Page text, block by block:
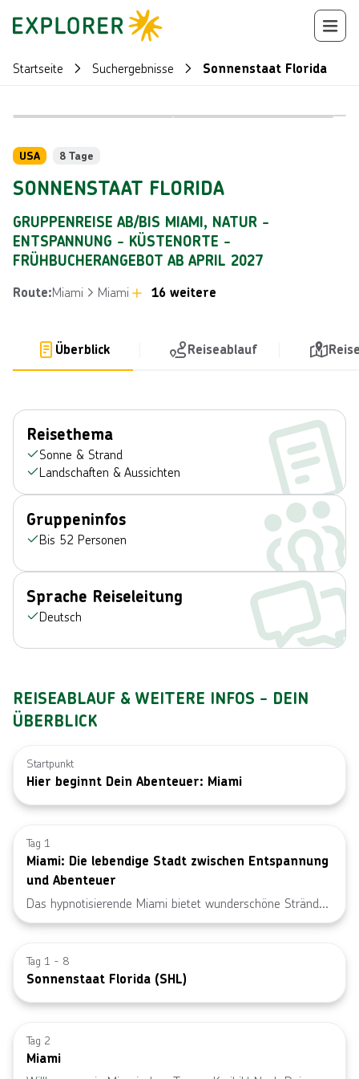
Startseite Suchergebnisse Sonnenstaat Florida
USA 8 Tage
SONNENSTAAT FLORIDA
GRUPPENREISE AB/BIS MIAMI, NATUR -
ENTSPANNUNG - KÜSTENORTE -
FRÜHBUCHERANGEBOT AB APRIL 2027
Route:Miami Miami 16 weitere
Überblick Reiseablauf
Reisethema
Sonne & Strand
Landschaften & Aussichten
Gruppeninfos
Bis 52 Personen
Sprache Reiseleitung
Deutsch
REISEABLAUF & WEITERE INFOS - DEIN
ÜBERBLICK
Startpunkt
Hier beginnt Dein Abenteuer: Miami
Bild von ©
Tag 1
Miami: Die lebendige Stadt zwischen Entspannung
und Abenteuer
Das hypnotisierende Miami bietet wunderschöne Strände,
glamouröse Straßen und ein warmes und sonniges Klima.
Stadt, bevor Du in einem der ausgezeichneten
Restaurants essen gehst und anschließend das lebhafte
Nachtleben erkundest.
Bild von ©
Tag 1 - 8
Sonnenstaat Florida (SHL)
Bild von ©
Tag 2
Miami